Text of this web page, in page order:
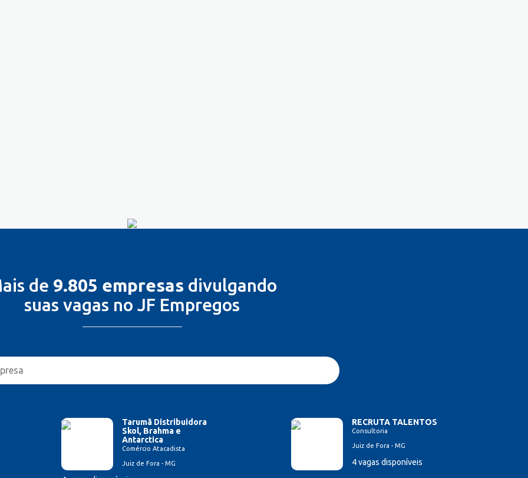
de 9.805 empresas divulgando
suas vagas no JF Empregos
Tarumã Distribuidora
Skol, Brahma e
Antarctica
Comércio Atacadista
Juiz de Fora - MG
RECRUTA TALENTOS
Consultoria
Juiz de Fora - MG
4 vagas disponíveis